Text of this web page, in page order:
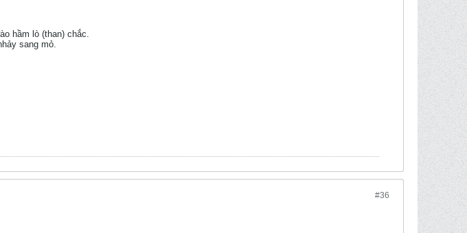
hầm lò (than) chắc.
sang mỏ.
#36